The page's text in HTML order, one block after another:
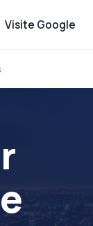
Visite Google